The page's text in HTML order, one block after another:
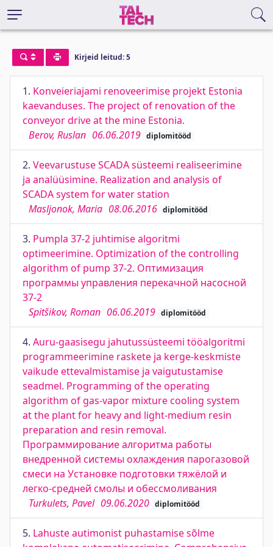
Kirjeid leitud: 5
1. Konveieriajami renoveerimise projekt Estonia
kaevanduses. The project of renovation of the
conveyor drive at the mine Estonia.
Berov, Ruslan 06.06.2019 diplomitööd
2. Veevarustuse SCADA süsteemi realiseerimine
ja analüüsimine. Realization and analysis of
SCADA system for water station
Masljonok, Maria 08.06.2016 diplomitööd
3. Pumpla 37-2 juhtimise algoritmi
optimeerimine. Optimization of the controlling
algorithm of pump 37-2. Оптимизация
программы управления перекачной насосной
37-2
Spitšikov, Roman 06.06.2019 diplomitööd
4. Auru-gaasisegu jahutussüsteemi tööalgoritmi
programmeerimine raskete ja kerge-keskmiste
vaikude ettevalmistamise ja vaigutustamise
seadmel. Programming of the operating
algorithm of gas-vapor mixture cooling system
at the plant for heavy and light-medium resin
preparation and resin removal.
Программирование алгоритма работы
внедренной системы охлаждения парогазовой
смеси на Установке подготовки тяжёлой и
легко-средней смолы и обессмоливания
Turkulets, Pavel 09.06.2020 diplomitööd
5. Lahuste autimonist puhastamise sõlme